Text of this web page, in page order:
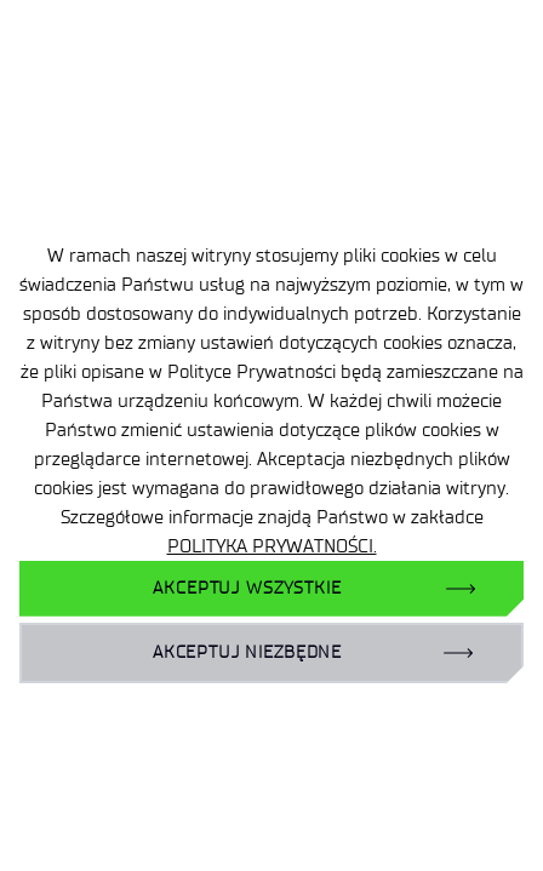
W ramach naszej witryny stosujemy pliki cookies w celu
świadczenia Państwu usług na najwyższym poziomie, w tym w
sposób dostosowany do indywidualnych potrzeb. Korzystanie
z witryny bez zmiany ustawień dotyczących cookies oznacza,
że pliki opisane w Polityce Prywatności będą zamieszczane na
Państwa urządzeniu końcowym. W każdej chwili możecie
Państwo zmienić ustawienia dotyczące plików cookies w
przeglądarce internetowej. Akceptacja niezbędnych plików
cookies jest wymagana do prawidłowego działania witryny.
Szczegółowe informacje znajdą Państwo w zakładce
POLITYKA PRYWATNOŚCI.
AKCEPTUJ WSZYSTKIE
AKCEPTUJ NIEZBĘDNE
prof. Jacek Michalski
dr inż. Jan Jaworski
dr inż. Andrzej Dzierwa
dr inż. Lidia Gałda
prof. dr hab. inż. Paweł Pawlus
dr hab. inż. Władysław Zielecki
dr inż. Zenon Opiekun